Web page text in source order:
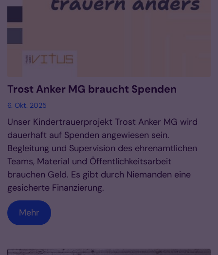
Trost Anker MG braucht Spenden
6. Okt. 2025
Unser Kindertrauerprojekt Trost Anker MG wird
dauerhaft auf Spenden angewiesen sein.
Begleitung und Supervision des ehrenamtlichen
Teams, Material und Öffentlichkeitsarbeit
brauchen Geld. Es gibt durch Niemanden eine
gesicherte Finanzierung.
Mehr